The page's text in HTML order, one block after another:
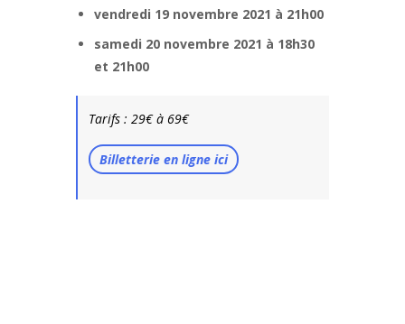
vendredi 19 novembre 2021 à 21h00
samedi 20 novembre 2021 à 18h30
et 21h00
Tarifs : 29€ à 69€
Billetterie en ligne ici